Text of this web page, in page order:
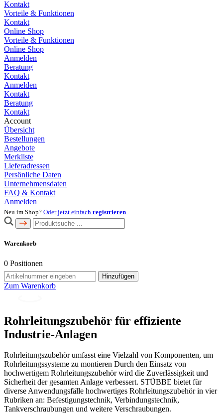
Kontakt
Vorteile & Funktionen
Kontakt
Online Shop
Vorteile & Funktionen
Online Shop
Anmelden
Beratung
Kontakt
Anmelden
Kontakt
Beratung
Kontakt
Account
Übersicht
Bestellungen
Angebote
Merkliste
Lieferadressen
Persönliche Daten
Unternehmensdaten
FAQ & Kontakt
Anmelden
Neu im Shop? Oder jetzt einfach registrieren..
Warenkorb
0 Positionen
Hinzufügen
Zum Warenkorb
Rohrleitungszubehör für effiziente
Industrie-Anlagen
Rohrleitungszubehör umfasst eine Vielzahl von Komponenten, um
Rohrleitungssysteme zu montieren Durch den Einsatz von
hochwertigem Rohrleitungszubehör wird die Zuverlässigkeit und
Sicherheit der gesamten Anlage verbessert. STÜBBE bietet für
diverse Anwendungsfälle hochwertiges Rohrleitungszubehör in vier
Rubriken an: Befestigungstechnik, Verbindungstechnik,
Tankverschraubungen und weitere Verschraubungen.